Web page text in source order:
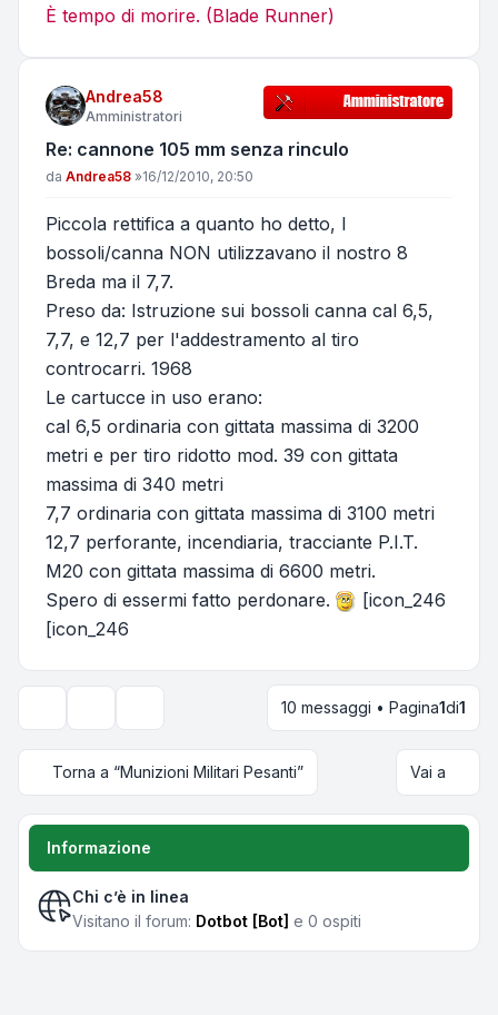
È tempo di morire. (Blade Runner)
Andrea58
Amministratori
Re: cannone 105 mm senza rinculo
Messaggio
da Andrea58 »16/12/2010, 20:50
Piccola rettifica a quanto ho detto, I
bossoli/canna NON utilizzavano il nostro 8
Breda ma il 7,7.
Preso da: Istruzione sui bossoli canna cal 6,5,
7,7, e 12,7 per l'addestramento al tiro
controcarri. 1968
Le cartucce in uso erano:
cal 6,5 ordinaria con gittata massima di 3200
metri e per tiro ridotto mod. 39 con gittata
massima di 340 metri
7,7 ordinaria con gittata massima di 3100 metri
12,7 perforante, incendiaria, tracciante P.I.T.
M20 con gittata massima di 6600 metri.
Spero di essermi fatto perdonare.
[icon_246
[icon_246
Opzioni di visualizzazione e ordinamento
10 messaggi • Pagina1di1
Torna a “Munizioni Militari Pesanti” Vai a
Informazione
Chi c’è in linea
Visitano il forum: Dotbot [Bot] e 0 ospiti